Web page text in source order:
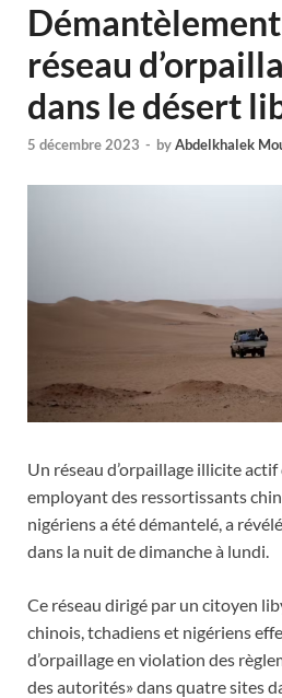
Démantèlement
réseau
dans le désert
5 décembre 2023 - byAbdelkhalek
Un réseau d’orpaillage illicite
employant des ressortissants
nigériens a été démantelé, a
dans la nuit de dimanche à lundi.
Ce réseau dirigé par un citoyen
chinois, tchadiens et nigériens
d’orpaillage en violation des
des autorités» dans quatre sites